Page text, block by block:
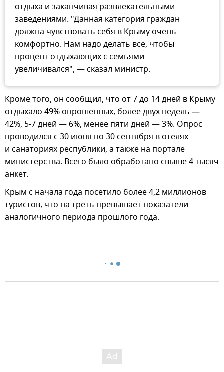
отдыха и заканчивая развлекательными
заведениями. "Данная категория граждан
должна чувствовать себя в Крыму очень
комфортно. Нам надо делать все, чтобы
процент отдыхающих с семьями
увеличивался", — сказал министр.
Кроме того, он сообщил, что от 7 до 14 дней в Крыму
отдыхало 49% опрошенных, более двух недель —
42%, 5-7 дней — 6%, менее пяти дней — 3%. Опрос
проводился с 30 июня по 30 сентября в отелях
и санаториях республики, а также на портале
министерства. Всего было обработано свыше 4 тысяч
анкет.
Крым с начала года посетило более 4,2 миллионов
туристов, что на треть превышает показатели
аналогичного периода прошлого года.